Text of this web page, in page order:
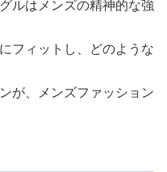
ルはメンズの精神的な強
フィットし、どのような
が、メンズファッション